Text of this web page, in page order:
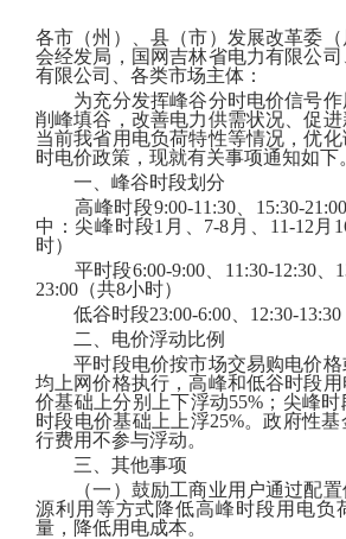
各市 （州）、县（市） 发展改革委
会经发局 ，国网吉林省电力有限公司
有限公司、各类市场主体：
为充分发挥峰谷分时电价信号作
削峰填谷 ，改善电力供需状况、促
当前我省用电负荷特性等情况，优化
时电价政策，现就有关事项通知如下
一、峰谷时段划分
高峰时段9:00-11:30、15:30-
中：尖峰时段1月、7-8月、11-12月
时）
平时段6:00-9:00、11:30-12:30、
23:00（共8小时）
低谷时段23:00-6:00、12:30-13:30
二、 电价浮动比例
平时段电价按市场交易购电价
均上网价格执行，高峰和低谷时段
价基础上分别上下浮动55%；尖峰
时段电价基础上上浮25%。政府性
行费用不参与浮动。
三、其他事项
（一）鼓励工商业用户通过配
源利用等方式降低高峰时段用电负
量，降低用电成本。